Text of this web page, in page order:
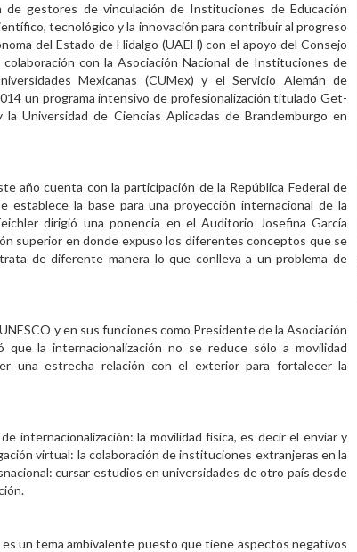
gestores de vinculación de Instituciones de Educación
tecnológico y la innovación para contribuir al progreso
del Estado de Hidalgo (UAEH) con el apoyo del Consejo
con la Asociación Nacional de Instituciones de
Mexicanas (CUMex) y el Servicio Alemán de
un programa intensivo de profesionalización titulado Get-
Universidad de Ciencias Aplicadas de Brandemburgo en
año cuenta con la participación de la República Federal de
establece la base para una proyección internacional de la
dirigió una ponencia en el Auditorio Josefina García
superior en donde expuso los diferentes conceptos que se
de diferente manera lo que conlleva a un problema de
y en sus funciones como Presidente de la Asociación
la internacionalización no se reduce sólo a movilidad
una estrecha relación con el exterior para fortalecer la
internacionalización: la movilidad física, es decir el enviar y
virtual: la colaboración de instituciones extranjeras en la
cursar estudios en universidades de otro país desde
un tema ambivalente puesto que tiene aspectos negativos